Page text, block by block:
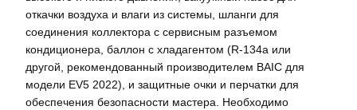
откачки воздуха и влаги из системы, шланги для
соединения коллектора с сервисным разъемом
кондиционера, баллон с хладагентом (R-134a или
другой, рекомендованный производителем BAIC для
модели EV5 2022), и защитные очки и перчатки для
обеспечения безопасности мастера. Необходимо